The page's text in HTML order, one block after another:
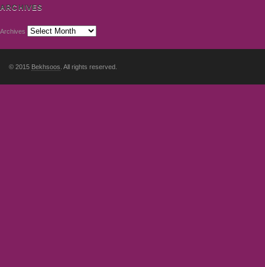
ARCHIVES
Archives
© 2015 Bekhsoos . All rights reserved.